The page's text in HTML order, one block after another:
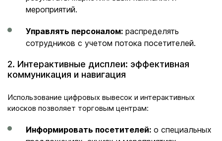
мероприятий.
Управлять персоналом: распределять
сотрудников с учетом потока посетителей.
2. Интерактивные дисплеи: эффективная
коммуникация и навигация
Использование цифровых вывесок и интерактивных
киосков позволяет торговым центрам:
Информировать посетителей: о специальных